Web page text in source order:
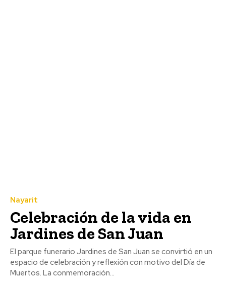
Nayarit
Celebración de la vida en
Jardines de San Juan
El parque funerario Jardines de San Juan se convirtió en un
espacio de celebración y reflexión con motivo del Día de
Muertos. La conmemoración...